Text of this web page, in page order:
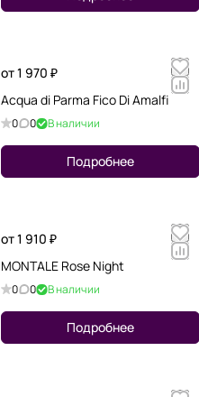
от 1 970 ₽
Acqua di Parma Fico Di Amalfi
0 0 В наличии
Подробнее
от 1 910 ₽
MONTALE Rose Night
0 0 В наличии
Подробнее